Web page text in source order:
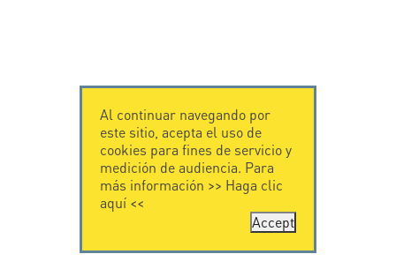
Al continuar navegando por
este sitio, acepta el uso de
cookies para fines de servicio y
medición de audiencia. Para
más información >> Haga clic
aquí<<
Accept